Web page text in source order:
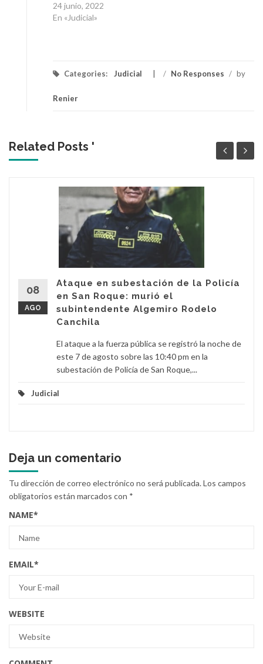
24 junio, 2022
En «Judicial»
Categories: Judicial / No Responses / by
Renier
Related Posts '
08
AGO
Ataque en subestación de la Policía
en San Roque: murió el
subintendente Algemiro Rodelo
Canchila
El ataque a la fuerza pública se registró la noche de
este 7 de agosto sobre las 10:40 pm en la
subestación de Policía de San Roque,...
Judicial
Deja un comentario
Tu dirección de correo electrónico no será publicada.Los campos
obligatorios están marcados con *
NAME*
EMAIL*
WEBSITE